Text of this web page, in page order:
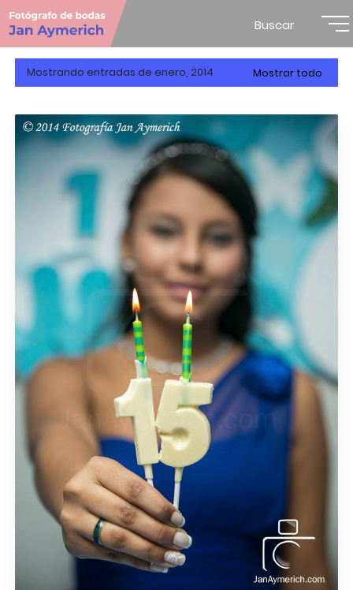
Buscar
Mostrando entradas de enero, 2014 Mostrar todo